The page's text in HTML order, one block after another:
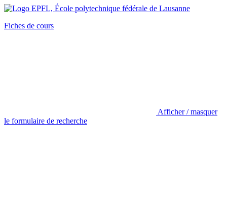
Fiches de cours
Afficher / masquer
le formulaire de recherche